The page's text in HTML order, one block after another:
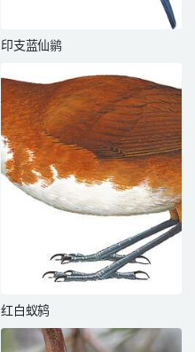
印支蓝仙鹟
红白蚁鸫